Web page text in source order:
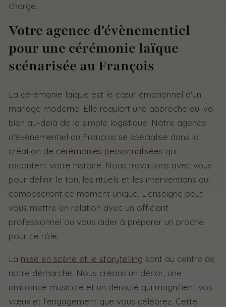
charge.
Votre agence d'évènementiel
pour une cérémonie laïque
scénarisée au François
La cérémonie laïque est le cœur émotionnel d'un
mariage moderne. Elle requiert une approche qui va
bien au-delà de la simple logistique. Notre agence
d'évènementiel au François se spécialise dans la
création de cérémonies personnalisées qui
racontent votre histoire. Nous travaillons avec vous
pour définir le ton, les rituels et les interventions qui
composeront ce moment unique. L'enseigne peut
vous mettre en relation avec un officiant
professionnel ou vous aider à préparer un proche
pour ce rôle.
La mise en scène et le storytelling sont au centre de
notre démarche. Nous créons un décor, une
ambiance musicale et un déroulé qui magnifient vos
vœux et l'engagement que vous célébrez. Cette